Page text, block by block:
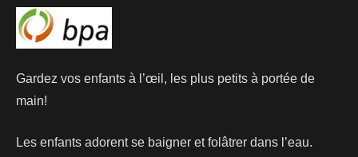
Gardez vos enfants à l’œil, les plus petits à portée de
main!
Les enfants adorent se baigner et folâtrer dans l’eau.